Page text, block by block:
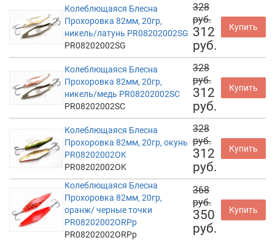
Колеблющаяся Блесна
Прохоровка 82мм, 20гр,
никель/латунь PR08202002SG
PR08202002SG
328
руб.
312
руб.
Купить
Колеблющаяся Блесна
Прохоровка 82мм, 20гр,
никель/медь PR08202002SC
PR08202002SC
328
руб.
312
руб.
Купить
Колеблющаяся Блесна
Прохоровка 82мм, 20гр, окунь
PR08202002OK
PR08202002OK
328
руб.
312
руб.
Купить
Колеблющаяся Блесна
Прохоровка 82мм, 20гр,
оранж/ черные точки
PR08202002ORPp
PR08202002ORPp
368
руб.
350
руб.
Купить